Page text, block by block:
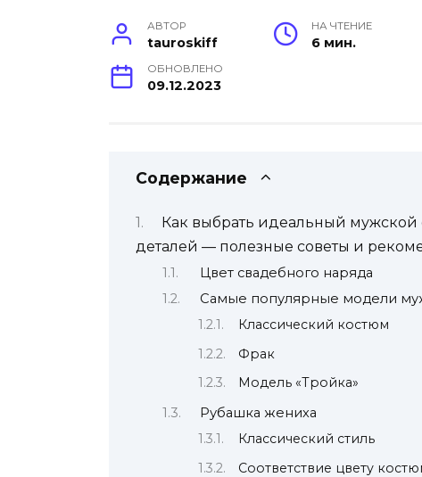
АВТОР
tauroskiff
НА ЧТЕНИЕ
6 мин.
ОБНОВЛЕНО
09.12.2023
Содержание
Как выбрать идеальный мужской
деталей — полезные советы и
Цвет свадебного наряда
Самые популярные модели
Классический костюм
Фрак
Модель «Тройка»
Рубашка жениха
Классический стиль
Соответствие цвету